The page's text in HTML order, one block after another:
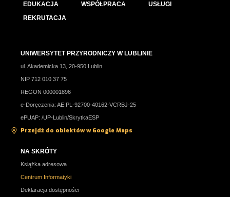
EDUKACJA
WSPÓŁPRACA
USŁUGI
REKRUTACJA
UNIWERSYTET PRZYRODNICZY W LUBLINIE
ul. Akademicka 13, 20-950 Lublin
NIP 712 010 37 75
REGON 000001896
e-Doręczenia: AE:PL-92700-40162-VCRBJ-25
ePUAP: /UP-Lublin/SkrytkaESP
Przejdź do obiektów w Google Maps
NA SKRÓTY
Książka adresowa
Centrum Informatyki
Deklaracja dostępności